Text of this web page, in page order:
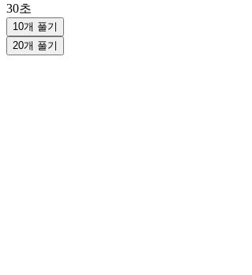
30초
10개 풀기
20개 풀기